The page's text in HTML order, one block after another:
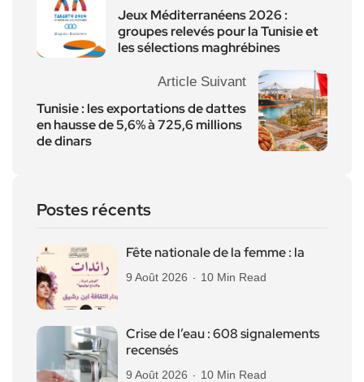
Jeux Méditerranéens 2026 :
groupes relevés pour la Tunisie et
les sélections maghrébines
Article Suivant
Tunisie : les exportations de dattes
en hausse de 5,6% à 725,6 millions
de dinars
Postes récents
Fête nationale de la femme : la
9 Août 2026 10 Min Read
Crise de l’eau : 608 signalements
recensés
9 Août 2026 10 Min Read